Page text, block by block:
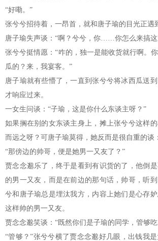
“好嘞。”
张兮兮招待着，一昂首，就和唐子瑜的目光正遇
唐子瑜失声谈：“啊？兮兮，你……你怎么来搞这
张兮兮挺情愿：“咋的，独一是能收货就行啊。
瓜的？来，我宴客。”
唐子瑜就有些懵了，一直到张兮兮将冰西瓜送
才响应过来。
一女生问谈：“子瑜，这是你什么东谈主呀？”
如果搁在别的女东谈主身上，摊上张兮兮这样
而远之呀？可唐子瑜莫得，她反而是很自重的谈
“那傍边的帅哥，便是她男一又友了？”
贾念念邈乐了，终于是看到有识货的了，他倒
的男一又友，而是在前边的那句话，帅哥，听
兮和唐子瑜总是埋汰我方，内容上她们是心存
这样帅的男一又友。
贾念念邈笑谈：“既然你们是子瑜的同学，管够
“管够？”张兮兮横了贾念念邈好几眼，出钱我